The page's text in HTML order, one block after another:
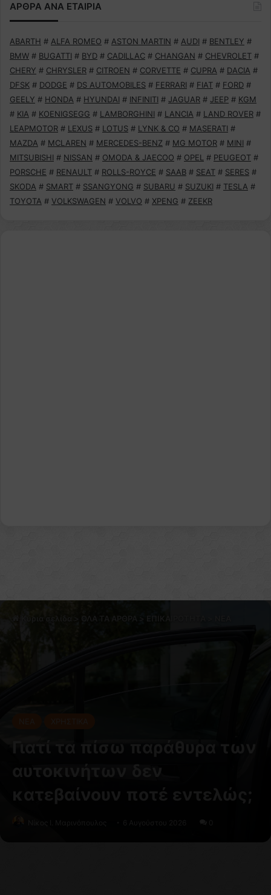
ΑΡΘΡΑ ΑΝΑ ΕΤΑΙΡΙΑ
ABARTH # ALFA ROMEO # ASTON MARTIN # AUDI # BENTLEY #
BMW # BUGATTI # BYD # CADILLAC # CHANGAN # CHEVROLET #
CHERY # CHRYSLER # CITROEN # CORVETTE # CUPRA # DACIA #
DFSK # DODGE # DS AUTOMOBILES # FERRARI # FIAT # FORD #
GEELY # HONDA # HYUNDAI # INFINITI # JAGUAR # JEEP # KGM
# KIA # KOENIGSEGG # LAMBORGHINI # LANCIA # LAND ROVER #
LEAPMOTOR # LEXUS # LOTUS # LYNK & CO # MASERATI #
MAZDA # MCLAREN # MERCEDES-BENZ # MG MOTOR # MINI #
MITSUBISHI # NISSAN # OMODA & JAECOO # OPEL # PEUGEOT #
PORSCHE # RENAULT # ROLLS-ROYCE # SAAB # SEAT # SERES #
SKODA # SMART # SSANGYONG # SUBARU # SUZUKI # TESLA #
TOYOTA # VOLKSWAGEN # VOLVO # XPENG # ZEEKR